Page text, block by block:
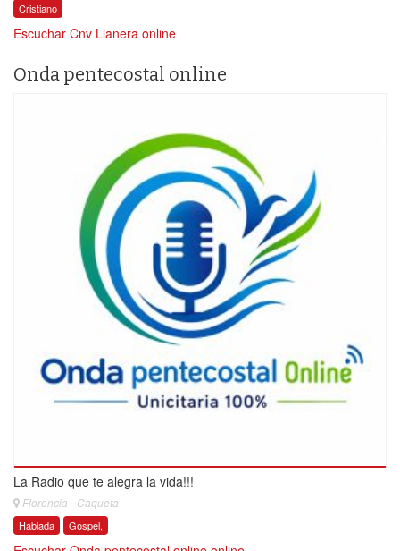
Cristiano
Escuchar Cnv Llanera online
Onda pentecostal online
La Radio que te alegra la vida!!!
Florencia - Caqueta
Hablada Gospel,